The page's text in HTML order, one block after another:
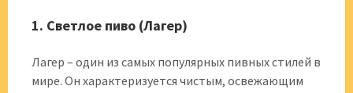
1. Светлое пиво (Лагер)
Лагер – один из самых популярных пивных стилей в
мире. Он характеризуется чистым, освежающим